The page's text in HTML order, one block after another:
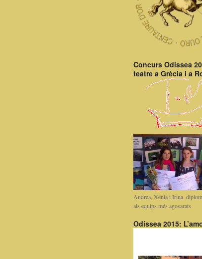
Concurs Odissea
teatre a Grècia i a
Andrea, Xènia i Irina,
als equips més agosarats
Odissea 2015: